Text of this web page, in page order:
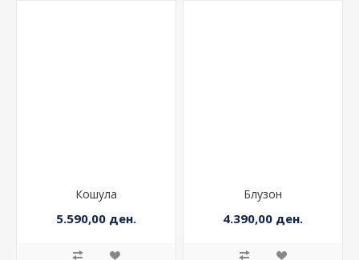
Кошула
5.590,00 ден.
Блузон
4.390,00 ден.